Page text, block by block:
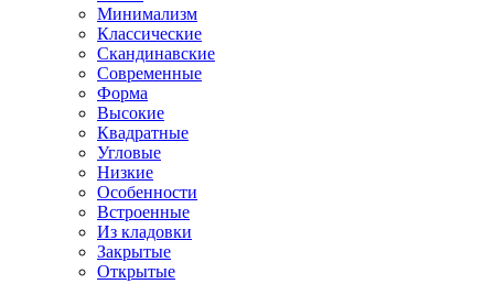
Минимализм
Классические
Скандинавские
Современные
Форма
Высокие
Квадратные
Угловые
Низкие
Особенности
Встроенные
Из кладовки
Закрытые
Открытые